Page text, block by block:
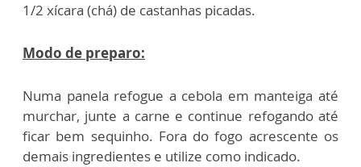
1/2 xícara (chá) de castanhas picadas.
Modo de preparo:
Numa panela refogue a cebola em manteiga até
murchar, junte a carne e continue refogando até
ficar bem sequinho. Fora do fogo acrescente os
demais ingredientes e utilize como indicado.